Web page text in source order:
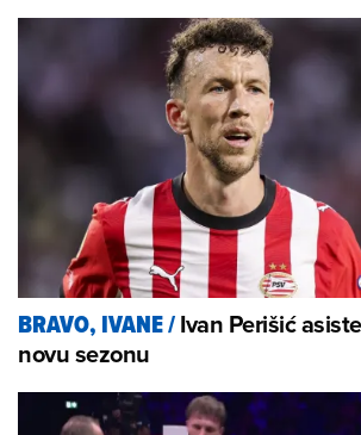
BRAVO, IVANE/Ivan Perišić
novu sezonu